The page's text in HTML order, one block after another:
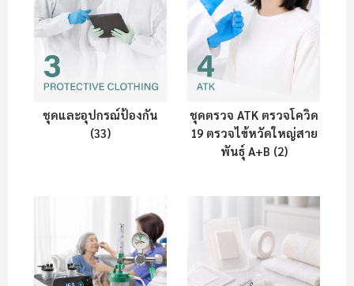
ชุดและอุปกรณ์ป้องกัน
(33)
ชุดตรวจ ATK ตรวจโควิด
19 ตรวจไข้หวัดใหญ่สาย
พันธุ์ A+B (2)